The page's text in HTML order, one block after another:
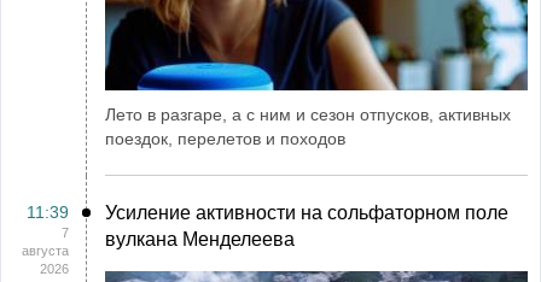
Лето в разгаре, а с ним и сезон отпусков, активных
поездок, перелетов и походов
11:39
7
августа
2026
Усиление активности на сольфаторном поле
вулкана Менделеева